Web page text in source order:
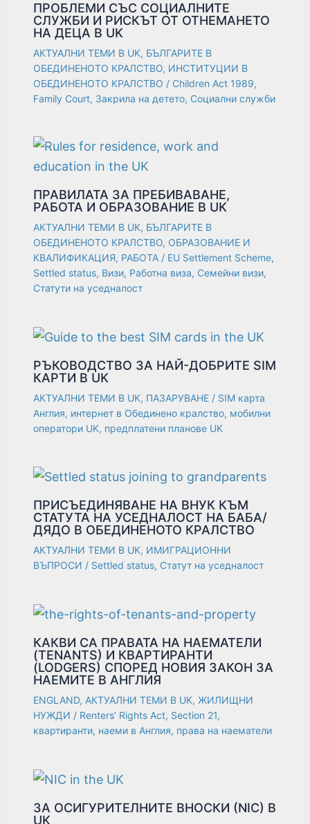
ПРОБЛЕМИ СЪС СОЦИАЛНИТЕ
СЛУЖБИ И РИСКЪТ ОТ ОТНЕМАНЕTO
НА ДЕЦА В UK
АКТУАЛНИ ТЕМИ В UK, БЪЛГАРИТЕ В
ОБЕДИНЕНОТО КРАЛСТВО, ИНСТИТУЦИИ В
ОБЕДИНЕНОТО КРАЛСТВО / Children Act 1989,
Family Court, Закрила на детето, Социални служби
ПРАВИЛАТА ЗА ПРЕБИВАВАНЕ,
РАБОТА И ОБРАЗОВАНИЕ В UK
АКТУАЛНИ ТЕМИ В UK, БЪЛГАРИТЕ В
ОБЕДИНЕНОТО КРАЛСТВО, ОБРАЗОВАНИЕ И
КВАЛИФИКАЦИЯ, РАБОТА / EU Settlement Scheme,
Settled status, Визи, Работна виза, Семейни визи,
Статути на уседналост
РЪКОВОДСТВО ЗА НАЙ-ДОБРИТЕ SIM
КАРТИ В UK
АКТУАЛНИ ТЕМИ В UK, ПАЗАРУВАНЕ / SIM карта
Англия, интернет в Обединено кралство, мобилни
оператори UK, предплатени планове UK
ПРИСЪЕДИНЯВАНЕ НА ВНУК КЪМ
СТАТУТА НА УСЕДНАЛОСТ НА БАБА/
ДЯДО В ОБЕДИНЕНОТО КРАЛСТВО
АКТУАЛНИ ТЕМИ В UK, ИМИГРАЦИОННИ
ВЪПРОСИ / Settled status, Статут на уседналост
КАКВИ СА ПРАВАТА НА НАЕМАТЕЛИ
(TENANTS) И КВАРТИРАНТИ
(LODGERS) СПОРЕД НОВИЯ ЗАКОН ЗА
НАЕМИТЕ В АНГЛИЯ
ENGLAND, АКТУАЛНИ ТЕМИ В UK, ЖИЛИЩНИ
НУЖДИ / Renters’ Rights Act, Section 21,
квартиранти, наеми в Англия, права на наематели
ЗА ОСИГУРИТЕЛНИТЕ ВНОСКИ (NIC) В
UK